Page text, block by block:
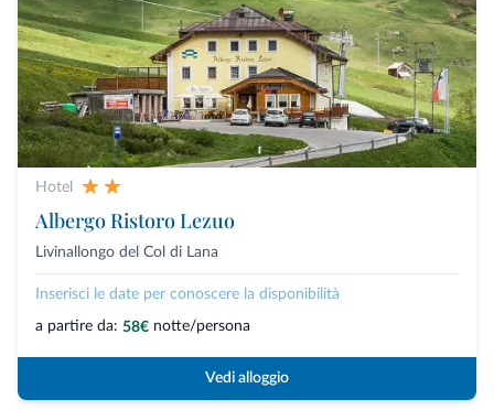
Hotel
Albergo Ristoro Lezuo
Livinallongo del Col di Lana
Inserisci le date per conoscere la disponibilità
a partire da: 58€ notte/persona
Vedi alloggio